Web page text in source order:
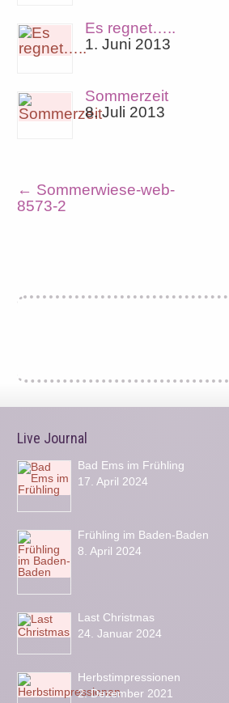
Es regnet…..
1. Juni 2013
Sommerzeit
8. Juli 2013
← Sommerwiese-web-
8573-2
Live Journal
Bad Ems im Frühling
17. April 2024
Frühling im Baden-Baden
8. April 2024
Last Christmas
24. Januar 2024
Herbstimpressionen
2. Dezember 2021